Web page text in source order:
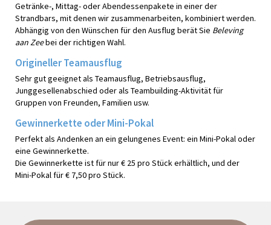
Getränke-, Mittag- oder Abendessenpakete in einer der
Strandbars, mit denen wir zusammenarbeiten, kombiniert werden.
Abhängig von den Wünschen für den Ausflug berät Sie Beleving
aan Zeebei der richtigen Wahl.
Origineller Teamausflug
Sehr gut geeignet als Teamausflug, Betriebsausflug,
Junggesellenabschied oder als Teambuilding-Aktivität für
Gruppen von Freunden, Familien usw.
Gewinnerkette oder Mini-Pokal
Perfekt als Andenken an ein gelungenes Event: ein Mini-Pokal oder
eine Gewinnerkette.
Die Gewinnerkette ist für nur € 25 pro Stück erhältlich, und der
Mini-Pokal für € 7,50 pro Stück.